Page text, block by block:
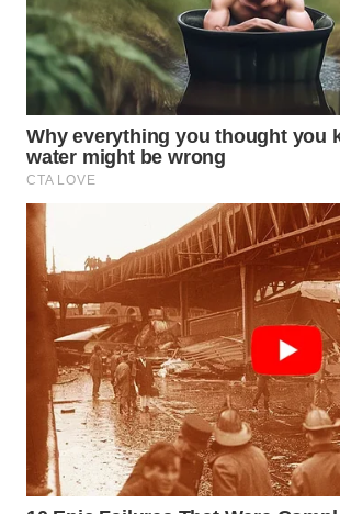
WAHANA
UMKM
WAHANA
SELEB
WAHANA
PERSONA
WAHANA
OTOMOTIF
WAHANA
HEALTH
WAHANA
DESA
WISATA